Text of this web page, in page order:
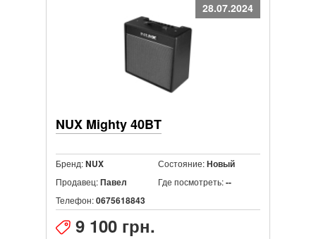
28.07.2024
NUX Mighty 40BT
Бренд:NUX Состояние:Новый
Продавец:Павел Где посмотреть:--
Телефон:0675618843
9 100 грн.